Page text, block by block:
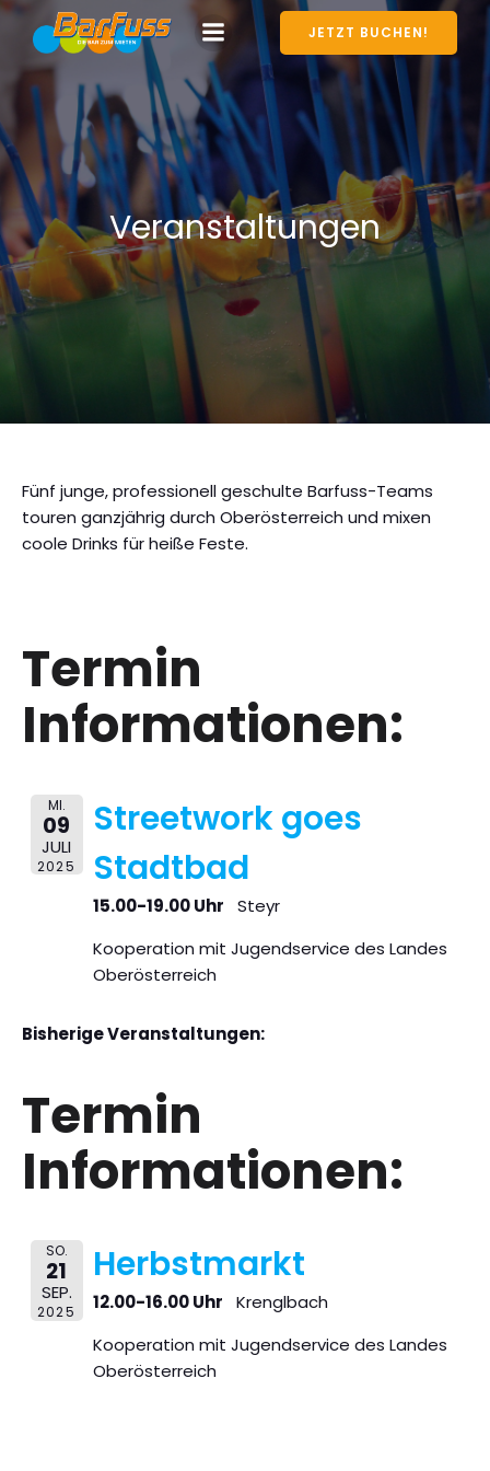
JETZT BUCHEN!
Veranstaltungen
Fünf junge, professionell geschulte Barfuss-Teams
touren ganzjährig durch Oberösterreich und mixen
coole Drinks für heiße Feste.
Termin
Informationen:
MI.
09
JULI
2025
Streetwork goes
Stadtbad
15.00-19.00 Uhr
Steyr
Kooperation mit Jugendservice des Landes
Oberösterreich
Bisherige Veranstaltungen:
Termin
Informationen:
SO.
21
SEP.
2025
Herbstmarkt
12.00-16.00 Uhr
Krenglbach
Kooperation mit Jugendservice des Landes
Oberösterreich